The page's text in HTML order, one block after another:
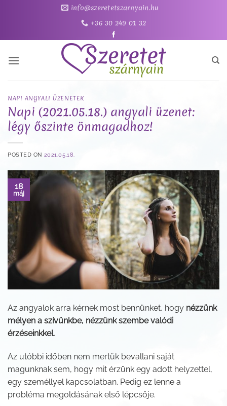
info@szeretetszarnyain.hu
+36 30 249 01 32
NAPI ANGYALI ÜZENETEK
Napi (2021.05.18.) angyali üzenet:
légy őszinte önmagadhoz!
POSTED ON 2021.05.18.
18
máj
Az angyalok arra kérnek most bennünket, hogy nézzünk
mélyen a szívünkbe, nézzünk szembe valódi
érzéseinkkel.
Az utóbbi időben nem mertük bevallani saját
magunknak sem, hogy mit érzünk egy adott helyzettel,
egy személlyel kapcsolatban. Pedig ez lenne a
probléma megoldásának első lépcsője.